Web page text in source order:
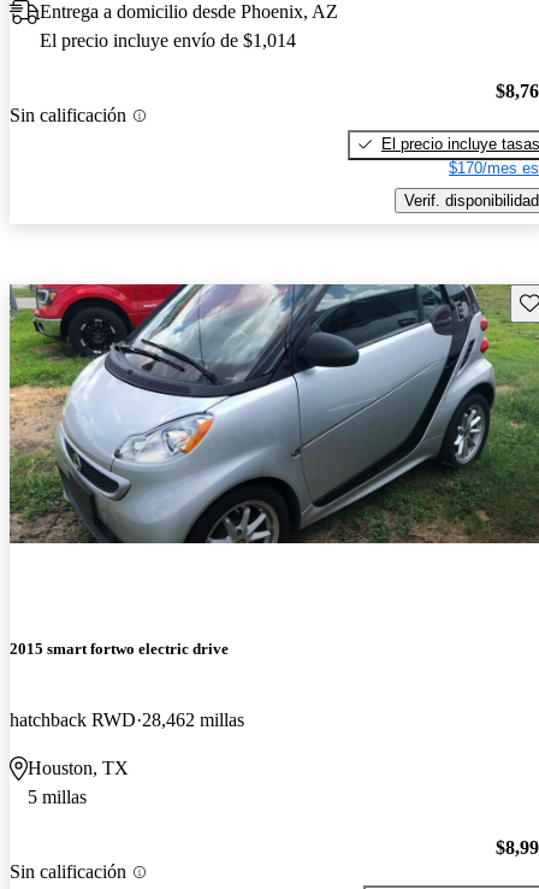
Entrega a domicilio desde Phoenix, AZ
El precio incluye envío de $1,014
Sin calificación
El precio incluye tasas
$170/mes
Verif. disponibilidad
2015 smart fortwo electric drive
hatchback RWD 28,462 millas
Houston, TX
5 millas
Sin calificación